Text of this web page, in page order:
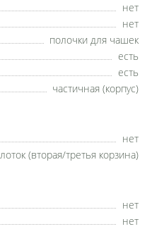
нет
нет
полочки для чашек
есть
есть
частичная (корпус)
нет
лоток (вторая/третья корзина)
нет
нет